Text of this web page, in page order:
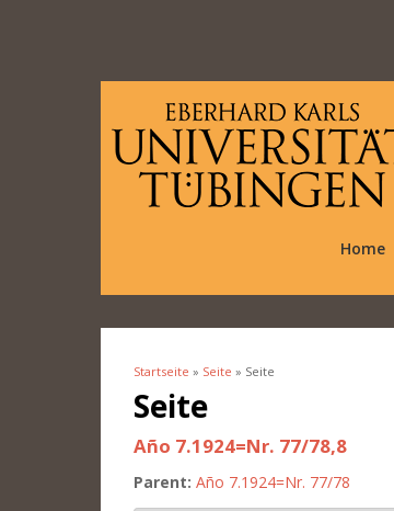
Home
Sie sind hier
Startseite » Seite » Seite
Seite
Año 7.1924=Nr. 77/78,8
Parent: Año 7.1924=Nr. 77/78